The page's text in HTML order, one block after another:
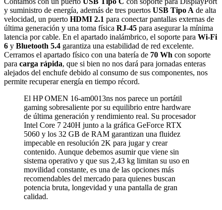
y suministro de energía, además de tres puertos USB Tipo A de alta
velocidad, un puerto HDMI 2.1 para conectar pantallas externas de
última generación y una toma física RJ-45 para asegurar la mínima
latencia por cable. En el apartado inalámbrico, el soporte para Wi-Fi
6 y Bluetooth 5.4 garantiza una estabilidad de red excelente.
Cerramos el apartado físico con una batería de 70 Wh con soporte
para carga rápida, que si bien no nos dará para jornadas enteras
alejados del enchufe debido al consumo de sus componentes, nos
permite recuperar energía en tiempo récord.
El HP OMEN 16-am0013ns nos parece un portátil
gaming sobresaliente por su equilibrio entre hardware
de última generación y rendimiento real. Su procesador
Intel Core 7 240H junto a la gráfica GeForce RTX
5060 y los 32 GB de RAM garantizan una fluidez
impecable en resolución 2K para jugar y crear
contenido. Aunque debemos asumir que viene sin
sistema operativo y que sus 2,43 kg limitan su uso en
movilidad constante, es una de las opciones más
recomendables del mercado para quienes buscan
potencia bruta, longevidad y una pantalla de gran
calidad.